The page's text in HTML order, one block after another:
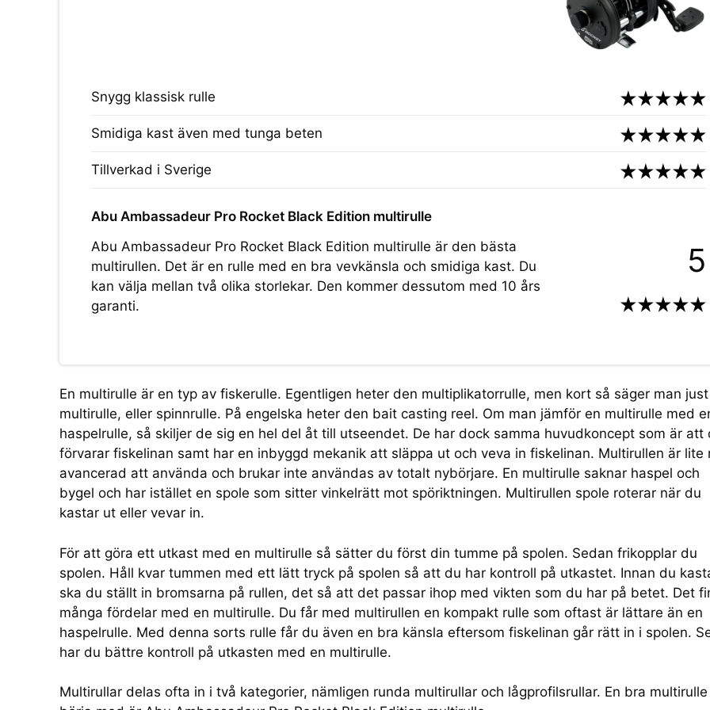
Snygg klassisk rulle
Smidiga kast även med tunga beten
Tillverkad i Sverige
Abu Ambassadeur Pro Rocket Black Edition multirulle
Abu Ambassadeur Pro Rocket Black Edition multirulle är den bästa
multirullen. Det är en rulle med en bra vevkänsla och smidiga kast. Du
kan välja mellan två olika storlekar. Den kommer dessutom med 10 års
garanti.
5
En multirulle är en typ av fiskerulle. Egentligen heter den multiplikatorrulle, men kort så säger man just
multirulle, eller spinnrulle. På engelska heter den bait casting reel. Om man jämför en multirulle med
haspelrulle, så skiljer de sig en hel del åt till utseendet. De har dock samma huvudkoncept som är att
förvarar fiskelinan samt har en inbyggd mekanik att släppa ut och veva in fiskelinan. Multirullen är lite
avancerad att använda och brukar inte användas av totalt nybörjare. En multirulle saknar haspel och
bygel och har istället en spole som sitter vinkelrätt mot spöriktningen. Multirullen spole roterar när du
kastar ut eller vevar in.
För att göra ett utkast med en multirulle så sätter du först din tumme på spolen. Sedan frikopplar du
spolen. Håll kvar tummen med ett lätt tryck på spolen så att du har kontroll på utkastet. Innan du
ska du ställt in bromsarna på rullen, det så att det passar ihop med vikten som du har på betet. Det
många fördelar med en multirulle. Du får med multirullen en kompakt rulle som oftast är lättare än en
haspelrulle. Med denna sorts rulle får du även en bra känsla eftersom fiskelinan går rätt in i spolen.
har du bättre kontroll på utkasten med en multirulle.
Multirullar delas ofta in i två kategorier, nämligen runda multirullar och lågprofilsrullar. En bra